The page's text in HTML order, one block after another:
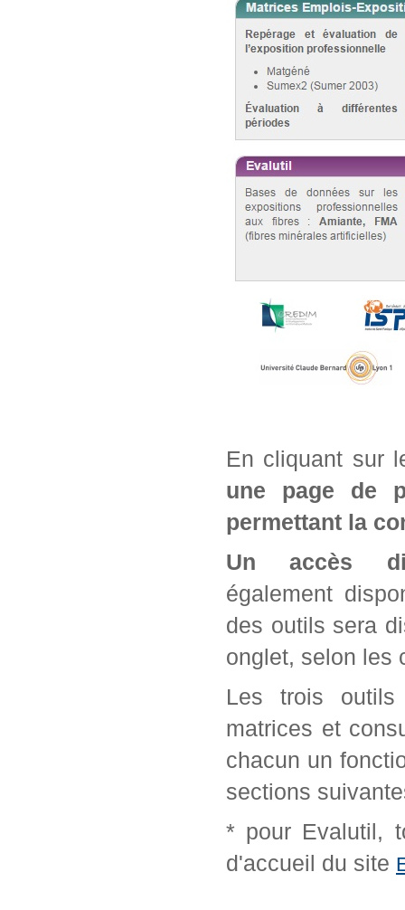
En cliquant sur
une page de
permettant la
Un accès
également
des outils sera
onglet, selon les
Les trois outils
matrices et
chacun un
sections
* pour Evalutil,
d'accueil du site